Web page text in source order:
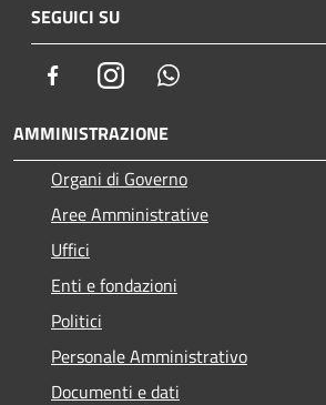
SEGUICI SU
FacebookInstagram
AMMINISTRAZIONE
Organi di Governo
Aree Amministrative
Uffici
Enti e fondazioni
Politici
Personale Amministrativo
Documenti e dati